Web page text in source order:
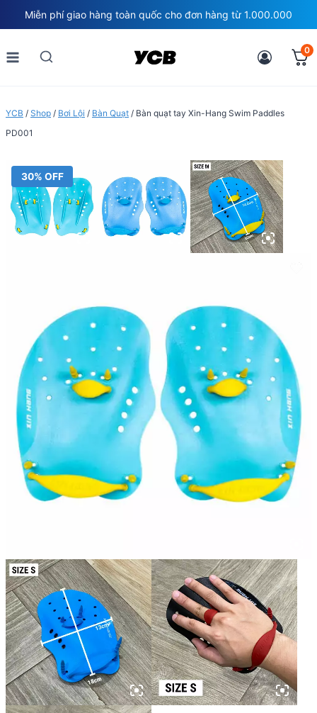
to
content
Miễn phí giao hàng toàn quốc cho đơn hàng từ 1.000.000
0
YCB / Shop / Bơi Lội / Bàn Quạt / Bàn quạt tay Xin-Hang Swim Paddles
PD001
30% OFF